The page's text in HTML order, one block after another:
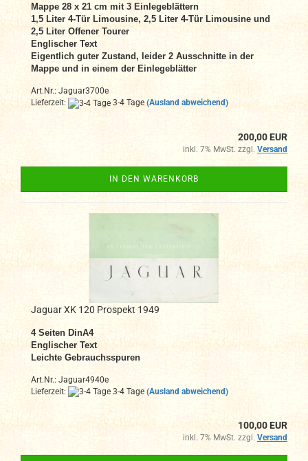
Mappe 28 x 21 cm mit 3 Einlegeblättern
1,5 Liter 4-Tür Limousine, 2,5 Liter 4-Tür Limousine und
2,5 Liter Offener Tourer
Englischer Text
Eigentlich guter Zustand, leider 2 Ausschnitte in der
Mappe und in einem der Einlegeblätter
Art.Nr.: Jaguar3700e
Lieferzeit:
3-4 Tage (Ausland abweichend)
200,00 EUR
inkl. 7% MwSt. zzgl. Versand
IN DEN WARENKORB
Jaguar XK 120 Prospekt 1949
4 Seiten DinA4
Englischer Text
Leichte Gebrauchsspuren
Art.Nr.: Jaguar4940e
Lieferzeit:
3-4 Tage (Ausland abweichend)
100,00 EUR
inkl. 7% MwSt. zzgl. Versand